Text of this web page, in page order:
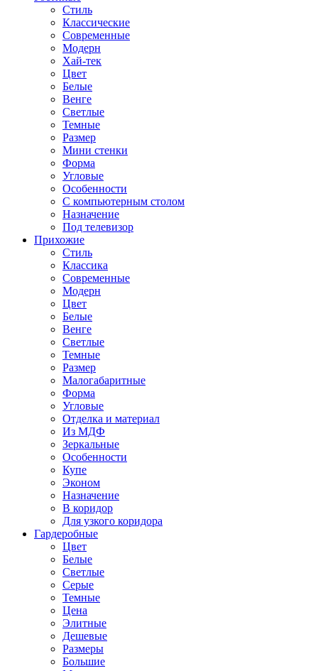
Стиль
Классические
Современные
Модерн
Хай-тек
Цвет
Белые
Венге
Светлые
Темные
Размер
Мини стенки
Форма
Угловые
Особенности
С компьютерным столом
Назначение
Под телевизор
Прихожие
Стиль
Классика
Современные
Модерн
Цвет
Белые
Венге
Светлые
Темные
Размер
Малогабаритные
Форма
Угловые
Отделка и материал
Из МДФ
Зеркальные
Особенности
Купе
Эконом
Назначение
В коридор
Для узкого коридора
Гардеробные
Цвет
Белые
Светлые
Серые
Темные
Цена
Элитные
Дешевые
Размеры
Большие